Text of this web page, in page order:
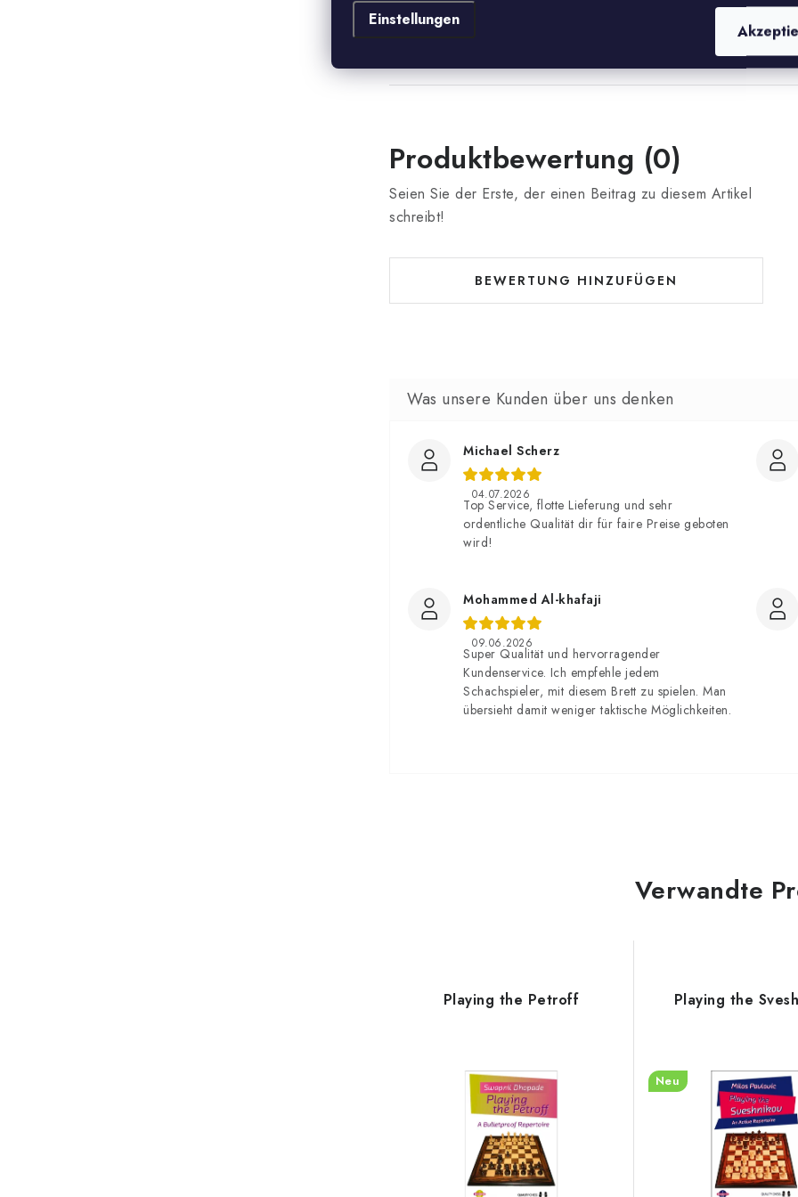
Einstellungen
Verhalten bekannt.
Produktbewertung (0)
Seien Sie der Erste, der einen Beitrag zu diesem Artikel
schreibt!
BEWERTUNG HINZUFÜGEN
Michael Scherz
04.07.2026
Top Service, flotte Lieferung und sehr
ordentliche Qualität dir für faire Preise geboten
wird!
Mohammed Al-khafaji
09.06.2026
Super Qualität und hervorragender
Kundenservice. Ich empfehle jedem
Schachspieler, mit diesem Brett zu spielen. Man
übersieht damit weniger taktische Möglichkeiten.
Verwandte
Playing the Petroff Playing the
Neu